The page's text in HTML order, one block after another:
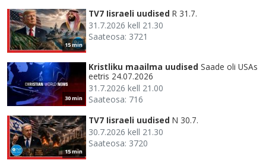
15 min
TV7 Iisraeli uudised R 31.7.
31.7.2026 kell 21.30
Saateosa: 3721
30 min
Kristliku maailma uudised Saade oli USAs
eetris 24.07.2026
31.7.2026 kell 21.00
Saateosa: 716
15 min
TV7 Iisraeli uudised N 30.7.
30.7.2026 kell 21.30
Saateosa: 3720